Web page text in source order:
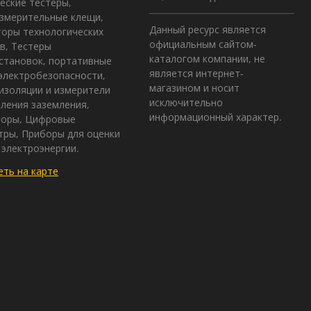
клещи,
технологических
Тестеры
портативные
и измерители
заземления,
Цифровые
Приборы для оценки
на карте
Данный ресурс является
официальным сайтом-
каталогом компании, не
является интернет-
магазином и носит
исключительно
информационный характер.